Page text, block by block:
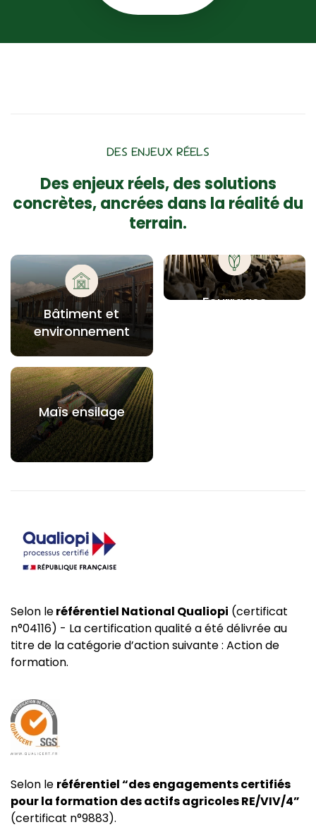
DES ENJEUX RÉELS
Des enjeux réels, des solutions
concrètes, ancrées dans la réalité du
terrain.
Bâtiment et
environnement
Fourrages
Maïs ensilage
Selon leréférentiel National Qualiopi (certificat
n°04116) - La certification qualité a été délivrée au
titre de la catégorie d’action suivante : Action de
formation.
Selon le référentiel “des engagements certifiés
pour la formation des actifs agricoles RE/VIV/4”
(certificat n°9883).